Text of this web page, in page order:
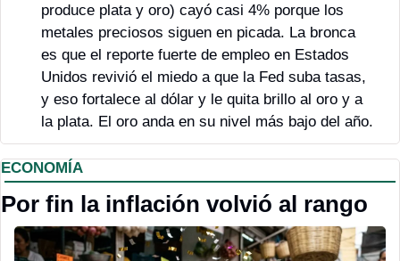
produce plata y oro) cayó casi 4% porque los
metales preciosos siguen en picada. La bronca
es que el reporte fuerte de empleo en Estados
Unidos revivió el miedo a que la Fed suba tasas,
y eso fortalece al dólar y le quita brillo al oro y a
la plata. El oro anda en su nivel más bajo del año.
ECONOMÍA
Por fin la inflación volvió al rango